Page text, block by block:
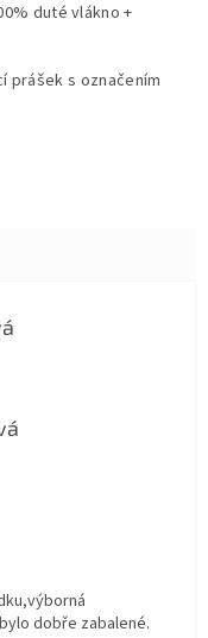
duté vlákno +
prášek s označením
dobře zabalené.